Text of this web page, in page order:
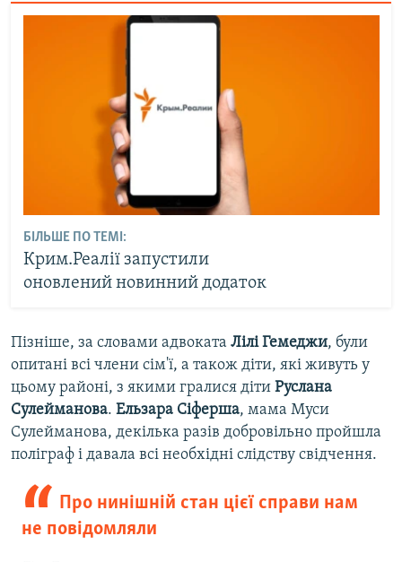
БІЛЬШЕ ПО ТЕМІ:
Крим.Реалії запустили
оновлений новинний додаток
Пізніше, за словами адвоката Лілі Гемеджи, були
опитані всі члени сім'ї, а також діти, які живуть у
цьому районі, з якими гралися діти Руслана
Сулейманова. Ельзара Сіферша, мама Муси
Сулейманова, декілька разів добровільно пройшла
поліграф і давала всі необхідні слідству свідчення.
Про нинішній стан цієї справи нам
не повідомляли